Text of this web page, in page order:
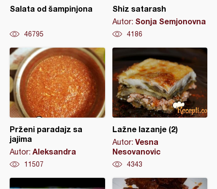
Salata od šampinjona
46795
Shiz satarash
Autor: Sonja Semjonovna
4186
Prženi paradajz sa
jajima
Autor: Aleksandra
11507
Lažne lazanje (2)
Autor: Vesna
Nesovanovic
4343